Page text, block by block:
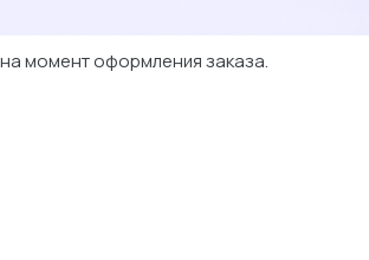
момент оформления заказа.